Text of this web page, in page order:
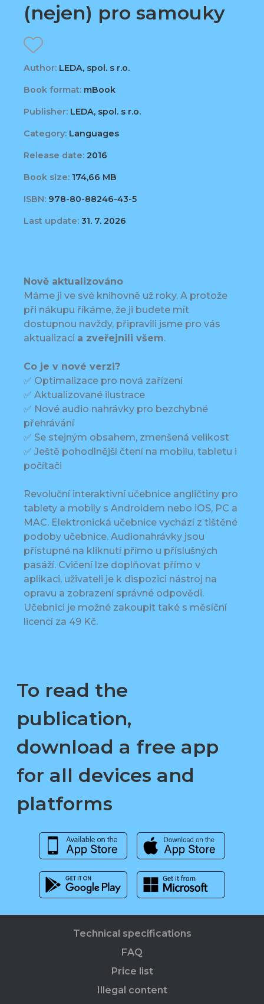
(nejen) pro samouky
Author: LEDA, spol. s r.o.
Book format: mBook
Publisher: LEDA, spol. s r.o.
Category: Languages
Release date: 2016
Book size: 174,66 MB
ISBN: 978-80-88246-43-5
Last update: 31. 7. 2026
Nově aktualizováno
Máme ji ve své knihovně už roky. A protože
při nákupu říkáme, že ji budete mít
dostupnou navždy, připravili jsme pro vás
aktualizaci a zveřejnili všem.
Co je v nové verzi?
✅ Optimalizace pro nová zařízení
✅ Aktualizované ilustrace
✅ Nové audio nahrávky pro bezchybné
přehrávání
✅ Se stejným obsahem, zmenšená velikost
✅ Ještě pohodlnější čtení na mobilu, tabletu i
počítači
Revoluční interaktivní učebnice angličtiny pro
tablety a mobily s Androidem nebo iOS, PC a
MAC. Elektronická učebnice vychází z tištěné
podoby učebnice. Audionahrávky jsou
přístupné na kliknutí přímo u příslušných
pasáží. Cvičení lze doplňovat přímo v
aplikaci, uživateli je k dispozici nástroj na
opravu a zobrazení správné odpovědi.
Učebnici je možné zakoupit také s měsíční
licencí za 49 Kč.
To read the
publication,
download a free app
for all devices and
platforms
Technical specifications
FAQ
Price list
Illegal content